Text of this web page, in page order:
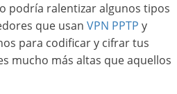
podría ralentizar algunos tipos
que usan VPN PPTP y
para codificar y cifrar tus
mucho más altas que aquellos